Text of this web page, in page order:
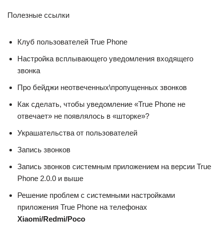
Полезные ссылки
Клуб пользователей True Phone
Настройка всплывающего уведомления входящего
звонка
Про бейджи неотвеченных\пропущенных звонков
Как сделать, чтобы уведомление «True Phone не
отвечает» не появлялось в «шторке»?
Украшательства от пользователей
Запись звонков
Запись звонков системным приложением на версии True
Phone 2.0.0 и выше
Решение проблем с системными настройками
приложения True Phone на телефонах
Xiaomi/Redmi/Poco